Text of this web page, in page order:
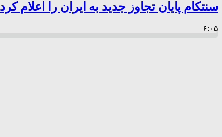
سنتکام پایان تجاوز جدید به ایران را اعلام کرد
۶:۰۵